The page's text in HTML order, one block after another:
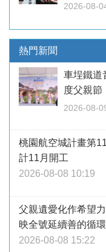
2026-08-
熱門新聞
車埕鐵
度父親節
2026-08-
桃園航空城計畫第
計11月開工
2026-08-08 10:19
父親遺愛化作希望
映全號延續善的循環
2026-08-08 15:22